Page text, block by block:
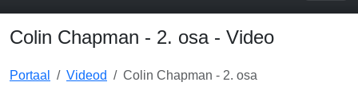
Colin Chapman - 2. osa - Video
Portaal Videod Colin Chapman - 2. osa